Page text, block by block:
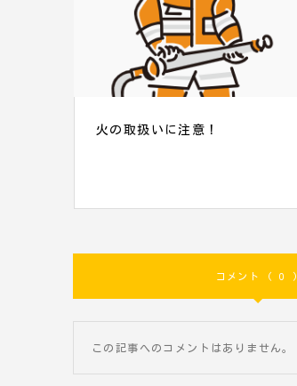
火の取扱いに注意！
コメント ( 0 )
この記事へのコメントはありません。